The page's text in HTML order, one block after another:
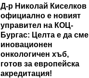
Д-р Николай Киселков
официално е новият
управител на КОЦ-
Бургас: Целта е да сме
иновационен
онкологичен хъб,
готов за европейска
акредитация!